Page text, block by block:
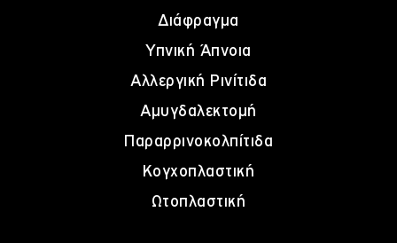
Διάφραγμα
Υπνική Άπνοια
Αλλεργική Ρινίτιδα
Αμυγδαλεκτομή
Παραρρινοκολπίτιδα
Κογχοπλαστική
Ωτοπλαστική